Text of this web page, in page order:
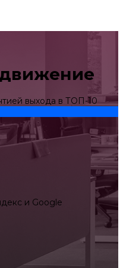
выхода в ТОП-10
и Google